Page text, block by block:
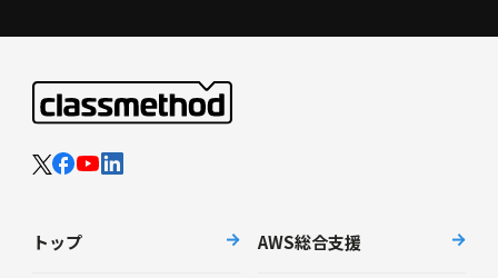
トップ AWS総合支援